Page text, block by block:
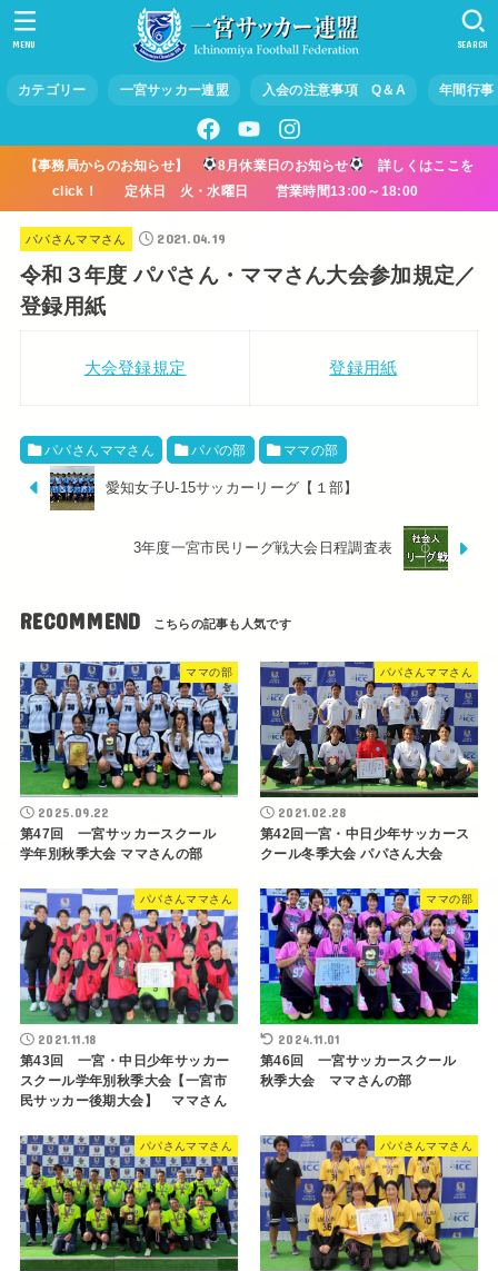
カテゴリー 一宮サッカー連盟 入会の注意事項 Q＆A 年間行事
SEARCH
MENU
【事務局からのお知らせ】 8月休業日のお知らせ
詳しくはここを
click！ 定休日 火・水曜日 営業時間13:00～18:00
パパさんママさん 2021.04.19
令和３年度 パパさん・ママさん大会参加規定／
登録用紙
大会登録規定 登録用紙
パパさんママさん パパの部 ママの部
愛知女子U-15サッカーリーグ【１部】
3年度一宮市民リーグ戦大会日程調査表
RECOMMEND
ママの部
2025.09.22
第47回 一宮サッカースクール
学年別秋季大会 ママさんの部
パパさんママさん
2021.02.28
第42回一宮・中日少年サッカース
クール冬季大会 パパさん大会
パパさんママさん
2021.11.18
第43回 一宮・中日少年サッカー
スクール学年別秋季大会【一宮市
民サッカー後期大会】 ママさん
ママの部
2024.11.01
第46回 一宮サッカースクール
秋季大会 ママさんの部
パパさんママさん パパさんママさん